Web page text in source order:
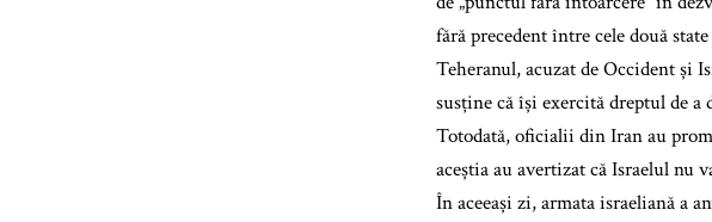
fără precedent între cele două
Teheranul, acuzat de Occident și
susține că își exercită dreptul de
Totodată, oficialii din Iran au
aceștia au avertizat că Israelul nu
În aceeași zi, armata israeliană a